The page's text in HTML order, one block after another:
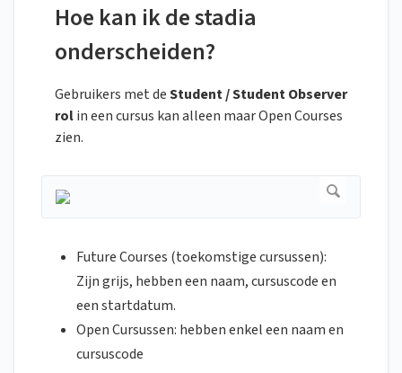
Hoe kan ik de stadia
onderscheiden?
Gebruikers met deStudent / Student Observer
rolin een cursus kan alleen maar Open Courses
zien.
Future Courses (toekomstige cursussen):
Zijn grijs, hebben een naam, cursuscode en
een startdatum.
Open Cursussen: hebben enkel een naam en
cursuscode